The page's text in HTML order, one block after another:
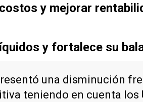
y mejorar
y fortalece su
una disminución
teniendo en cuenta los